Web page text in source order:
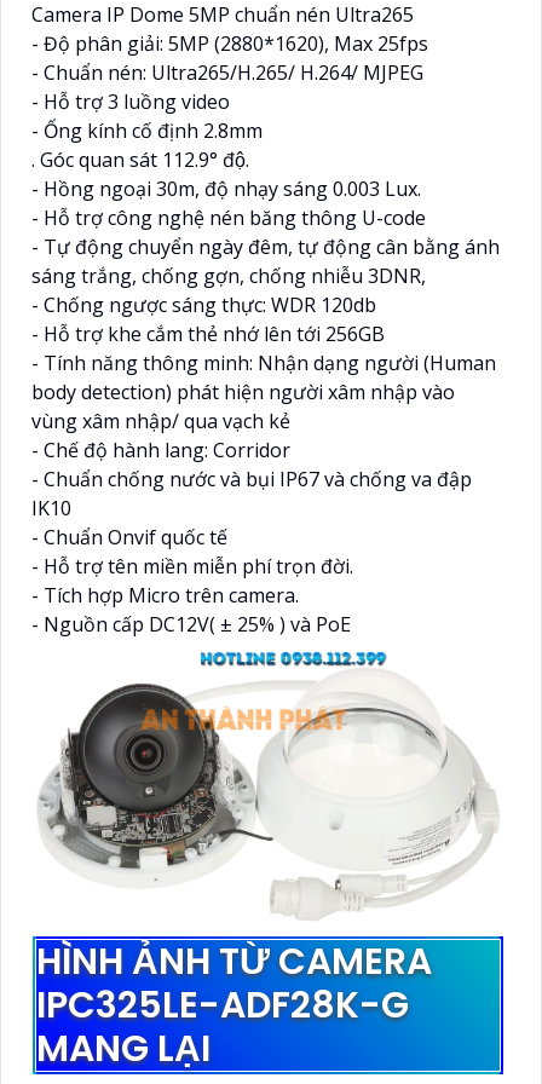
Camera IP Dome 5MP chuẩn nén Ultra265
- Độ phân giải: 5MP (2880*1620), Max 25fps
- Chuẩn nén: Ultra265/H.265/ H.264/ MJPEG
- Hỗ trợ 3 luồng video
- Ống kính cố định 2.8mm
. Góc quan sát 112.9° độ.
- Hồng ngoại 30m, độ nhạy sáng 0.003 Lux.
- Hỗ trợ công nghệ nén băng thông U-code
- Tự động chuyển ngày đêm, tự động cân bằng ánh
sáng trắng, chống gợn, chống nhiễu 3DNR,
- Chống ngược sáng thực: WDR 120db
- Hỗ trợ khe cắm thẻ nhớ lên tới 256GB
- Tính năng thông minh: Nhận dạng người (Human
body detection) phát hiện người xâm nhập vào
vùng xâm nhập/ qua vạch kẻ
- Chế độ hành lang: Corridor
- Chuẩn chống nước và bụi IP67 và chống va đập
IK10
- Chuẩn Onvif quốc tế
- Hỗ trợ tên miền miễn phí trọn đời.
- Tích hợp Micro trên camera.
- Nguồn cấp DC12V( ± 25% ) và PoE
HÌNH ẢNH TỪ CAMERA
IPC325LE-ADF28K-G
MANG LẠI